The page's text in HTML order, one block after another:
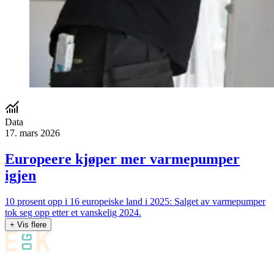
Data
17. mars 2026
Europeere kjøper mer varmepumper
igjen
10 prosent opp i 16 europeiske land i 2025: Salget av varmepumper
tok seg opp etter et vanskelig 2024.
+ Vis flere